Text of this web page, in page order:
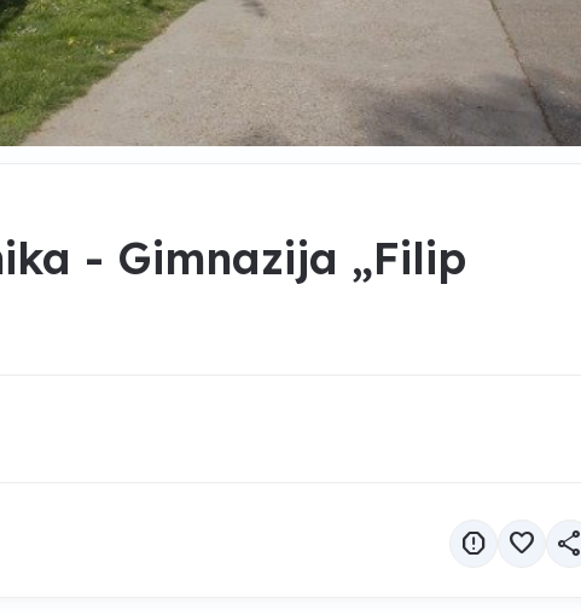
- Gimnazija „Filip
report favorite share